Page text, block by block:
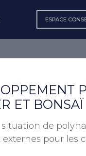
ESPACE
ET BONSAÏ
de
externes pour les